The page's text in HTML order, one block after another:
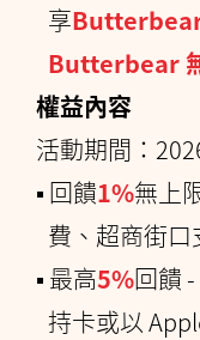
享
Butterbear
權益內容
活動期間：
▪ 回饋1%無上
費、超商街
▪ 最高5%回饋
持卡或以